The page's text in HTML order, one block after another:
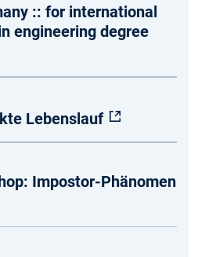
:: for international
engineering degree
Lebenslauf
Impostor-Phänomen